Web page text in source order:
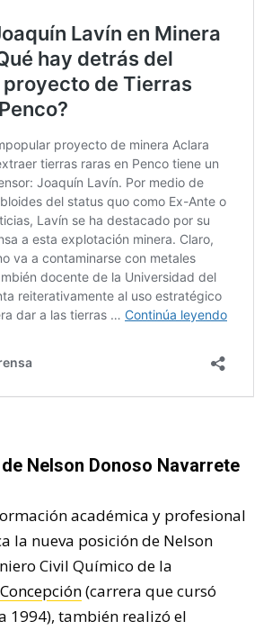
Nelson Donoso Navarrete
académica y profesional
la nueva posición de Nelson
Civil Químico de la
(carrera que cursó
1994), también realizó el